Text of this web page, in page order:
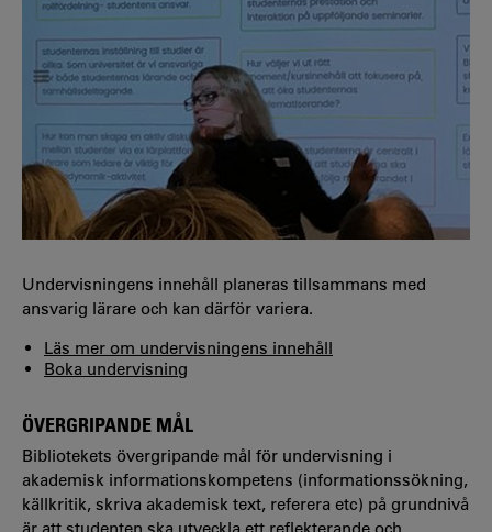
Undervisningens innehåll planeras tillsammans med
ansvarig lärare och kan därför variera.
Läs mer om undervisningens innehåll
Boka undervisning
ÖVERGRIPANDE MÅL
Bibliotekets övergripande mål för undervisning i
akademisk informationskompetens (informationssökning,
källkritik, skriva akademisk text, referera etc) på grundnivå